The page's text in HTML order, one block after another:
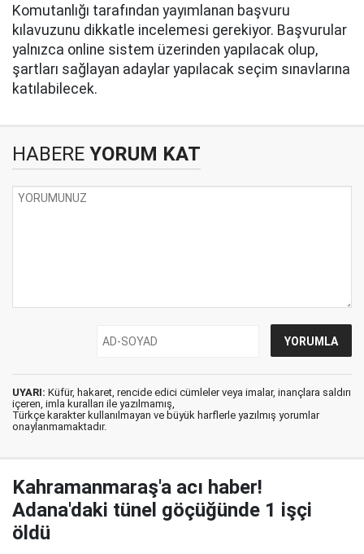
Komutanlığı tarafından yayımlanan başvuru
kılavuzunu dikkatle incelemesi gerekiyor. Başvurular
yalnızca online sistem üzerinden yapılacak olup,
şartları sağlayan adaylar yapılacak seçim sınavlarına
katılabilecek.
HABERE YORUM KAT
UYARI: Küfür, hakaret, rencide edici cümleler veya imalar, inançlara saldırı
içeren, imla kuralları ile yazılmamış,
Türkçe karakter kullanılmayan ve büyük harflerle yazılmış yorumlar
onaylanmamaktadır.
Kahramanmaraş'a acı haber!
Adana'daki tünel göçüğünde 1 işçi
öldü